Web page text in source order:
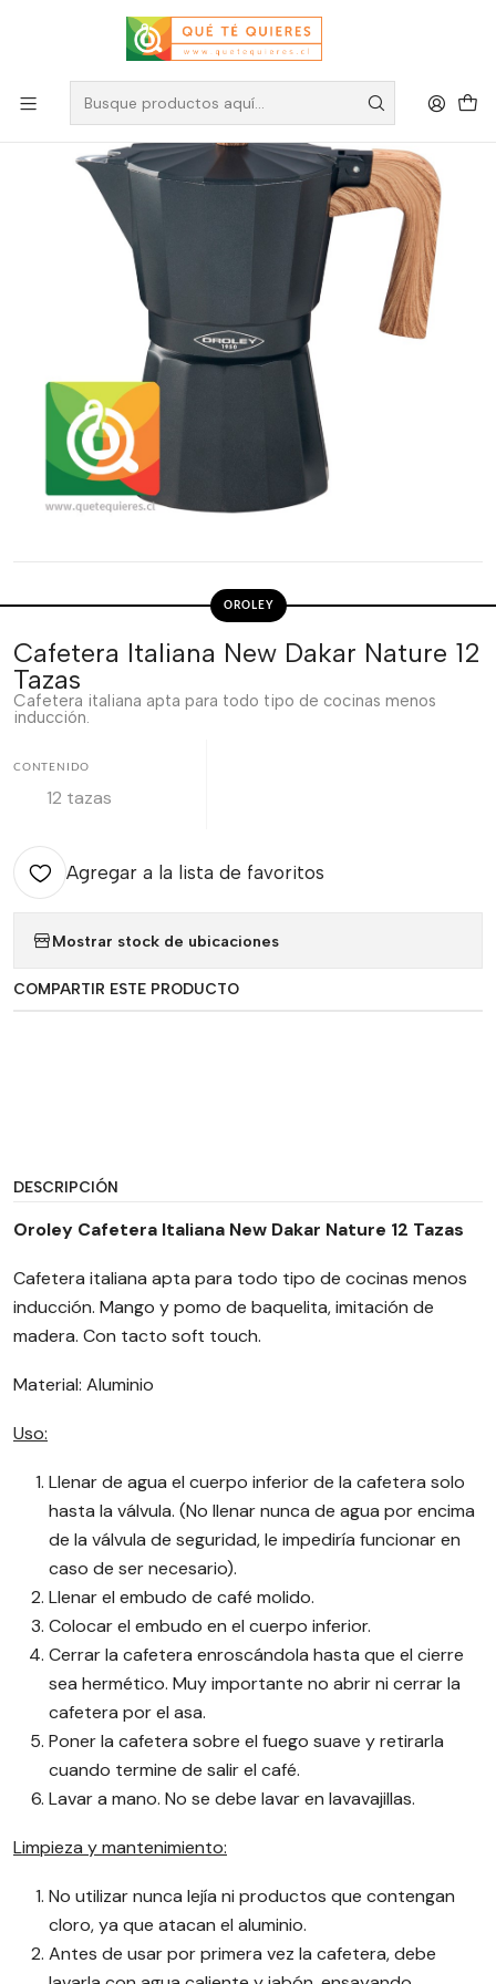
OROLEY
Cafetera Italiana New Dakar Nature 12
Tazas
Cafetera italiana apta para todo tipo de cocinas menos
inducción.
CONTENIDO
12 tazas
Agregar a la lista de favoritos
Mostrar stock de ubicaciones
COMPARTIR ESTE PRODUCTO
DESCRIPCIÓN
Oroley Cafetera Italiana New Dakar Nature 12 Tazas
Cafetera italiana apta para todo tipo de cocinas menos
inducción. Mango y pomo de baquelita, imitación de
madera. Con tacto soft touch.
Material: Aluminio
Uso:
Llenar de agua el cuerpo inferior de la cafetera solo
hasta la válvula. (No llenar nunca de agua por encima
de la válvula de seguridad, le impediría funcionar en
caso de ser necesario).
Llenar el embudo de café molido.
Colocar el embudo en el cuerpo inferior.
Cerrar la cafetera enroscándola hasta que el cierre
sea hermético. Muy importante no abrir ni cerrar la
cafetera por el asa.
Poner la cafetera sobre el fuego suave y retirarla
cuando termine de salir el café.
Lavar a mano. No se debe lavar en lavavajillas.
Limpieza y mantenimiento:
No utilizar nunca lejía ni productos que contengan
cloro, ya que atacan el aluminio.
Antes de usar por primera vez la cafetera, debe